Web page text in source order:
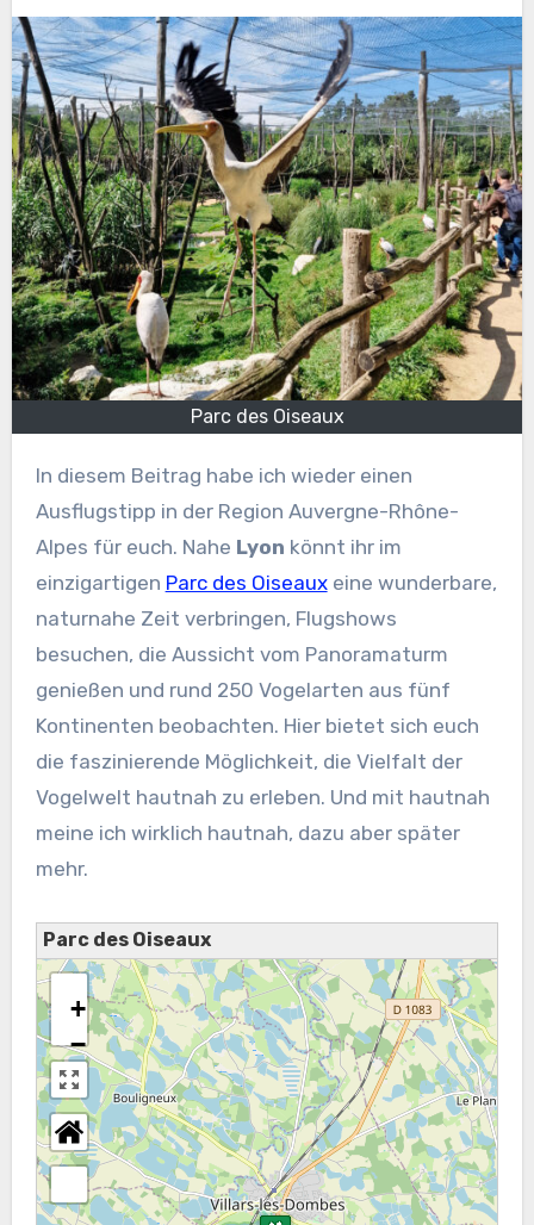
Parc des Oiseaux
In diesem Beitrag habe ich wieder einen
Ausflugstipp in der Region Auvergne-Rhône-
Alpes für euch. Nahe Lyon könnt ihr im
einzigartigen Parc des Oiseauxeine wunderbare,
naturnahe Zeit verbringen, Flugshows
besuchen, die Aussicht vom Panoramaturm
genießen und rund 250 Vogelarten aus fünf
Kontinenten beobachten. Hier bietet sich euch
die faszinierende Möglichkeit, die Vielfalt der
Vogelwelt hautnah zu erleben. Und mit hautnah
meine ich wirklich hautnah, dazu aber später
mehr.
Parc des Oiseaux
+
−